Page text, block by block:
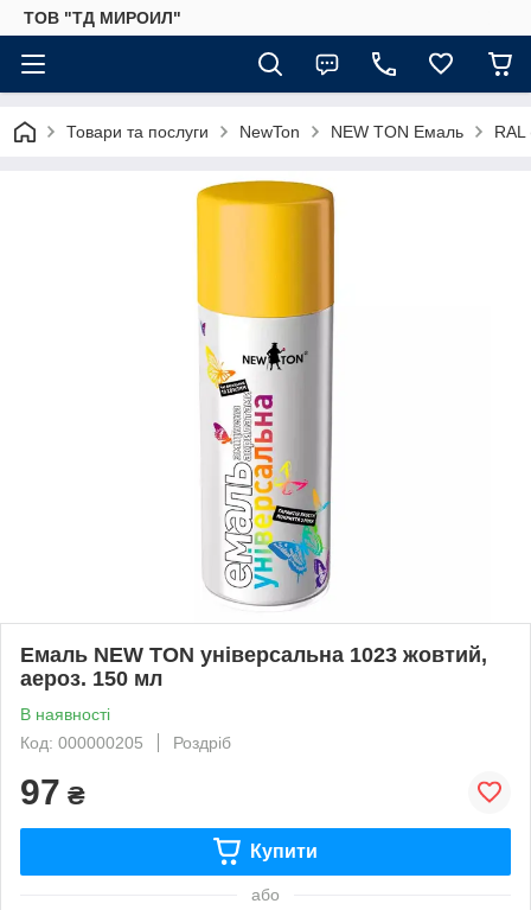
ТОВ "ТД МИРОИЛ"
Товари та послуги NewTon NEW TON Емаль RAL
Емаль NEW TON універсальна 1023 жовтий,
аероз. 150 мл
В наявності
Код: 000000205
Роздріб
97 ₴
Купити
або